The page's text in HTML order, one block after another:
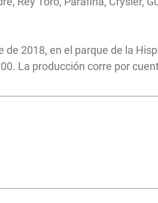
2018, en el parque de la
La producción corre por